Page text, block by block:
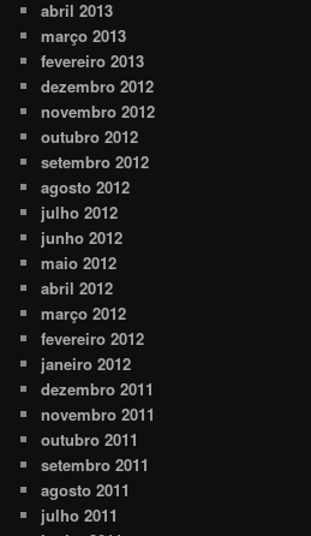
abril 2013
março 2013
fevereiro 2013
dezembro 2012
novembro 2012
outubro 2012
setembro 2012
agosto 2012
julho 2012
junho 2012
maio 2012
abril 2012
março 2012
fevereiro 2012
janeiro 2012
dezembro 2011
novembro 2011
outubro 2011
setembro 2011
agosto 2011
julho 2011